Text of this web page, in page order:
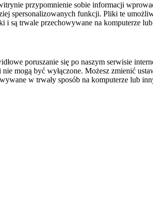
przypomnienie sobie informacji
spersonalizowanych funkcji. Pliki te
i są trwale przechowywane na komputerze
poruszanie się po naszym serwisie
mogą być wyłączone. Możesz zmienić
w trwały sposób na komputerze lub